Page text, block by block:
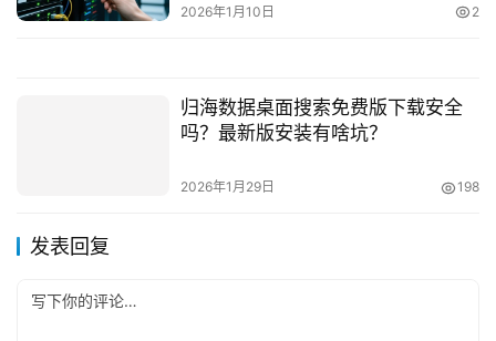
2026年1月10日 2
归海数据桌面搜索免费版下载安全
吗？最新版安装有啥坑？
2026年1月29日 198
发表回复